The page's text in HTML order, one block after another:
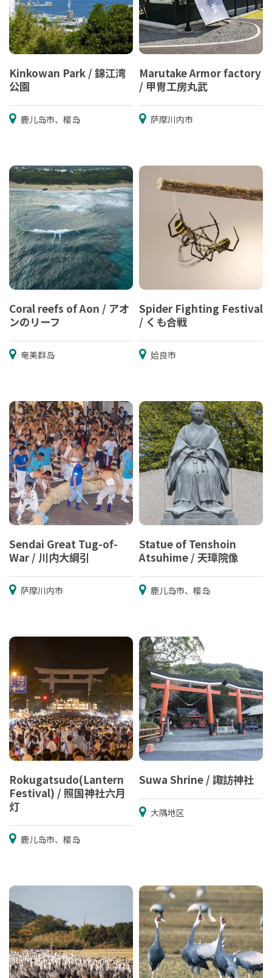
Kinkowan Park / 錦江湾
公園
鹿儿岛市、樱岛
Marutake Armor factory
/ 甲冑工房丸武
萨摩川内市
Coral reefs of Aon / アオ
ンのリーフ
奄美群岛
Spider Fighting Festival
/ くも合戦
姶良市
Sendai Great Tug-of-
War / 川内大綱引
萨摩川内市
Statue of Tenshoin
Atsuhime / 天璋院像
鹿儿岛市、樱岛
Rokugatsudo(Lantern
Festival) / 照国神社六月
灯
鹿儿岛市、樱岛
Suwa Shrine / 諏訪神社
大隅地区